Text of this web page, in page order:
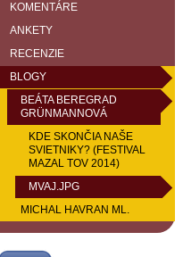
KOMENTÁRE
ANKETY
RECENZIE
BLOGY
BEÁTA BEREGRAD
GRÜNMANNOVÁ
KDE SKONČIA NAŠE
SVIETNIKY? (FESTIVAL
MAZAL TOV 2014)
MVAJ.JPG
MICHAL HAVRAN ML.